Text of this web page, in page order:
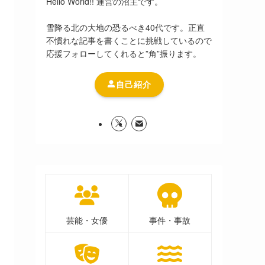
雪降る北の大地の恐るべき40代です。正直
不慣れな記事を書くことに挑戦しているので
応援フォローしてくれると”角”振ります。
自己紹介
芸能・女優 事件・事故